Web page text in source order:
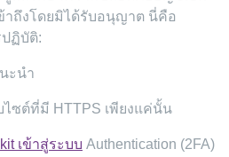
าถึงโดยมิได้รับอนุญาต นี่คือ
ฏิบัติ:
ะนำ
ซต์ที่มี HTTPS เพียงแค่นั้น
เข้าสู่ระบบ Authentication (2FA)